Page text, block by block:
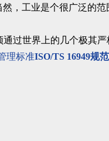
，工业是个很广泛的范
过世界上的几个极其严
理标准ISO/TS 16949规